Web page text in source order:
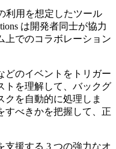
利用を想定したツール
は開発者同士が協力
上でのコラボレーション
どのイベントをトリガー
トを理解して、バックグ
クを自動的に処理しま
すべきかを把握して、正
支援する 3 つの強力なオ